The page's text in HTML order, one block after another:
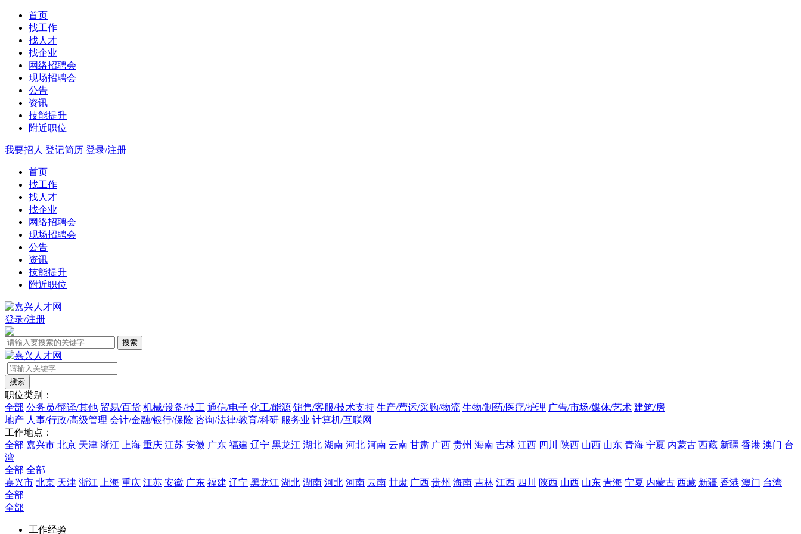
首页
找工作
找人才
找企业
网络招聘会
现场招聘会
公告
资讯
技能提升
附近职位
我要招人 登记简历 登录/注册
首页
找工作
找人才
找企业
网络招聘会
现场招聘会
公告
资讯
技能提升
附近职位
登录/注册
职位类别：
全部 公务员/翻译/其他 贸易/百货 机械/设备/技工 通信/电子 化工/能源 销售/客服/技术支持 生产/营运/采购/物流 生物/制药/医疗/护理 广告/市场/媒体/艺术 建筑/房
地产 人事/行政/高级管理 会计/金融/银行/保险 咨询/法律/教育/科研 服务业 计算机/互联网
工作地点：
全部 嘉兴市 北京 天津 浙江 上海 重庆 江苏 安徽 广东 福建 辽宁 黑龙江 湖北 湖南 河北 河南 云南 甘肃 广西 贵州 海南 吉林 江西 四川 陕西 山西 山东 青海 宁夏 内蒙古 西藏 新疆 香港 澳门 台
湾
全部 全部
嘉兴市 北京 天津 浙江 上海 重庆 江苏 安徽 广东 福建 辽宁 黑龙江 湖北 湖南 河北 河南 云南 甘肃 广西 贵州 海南 吉林 江西 四川 陕西 山西 山东 青海 宁夏 内蒙古 西藏 新疆 香港 澳门 台湾
全部
全部
工作经验